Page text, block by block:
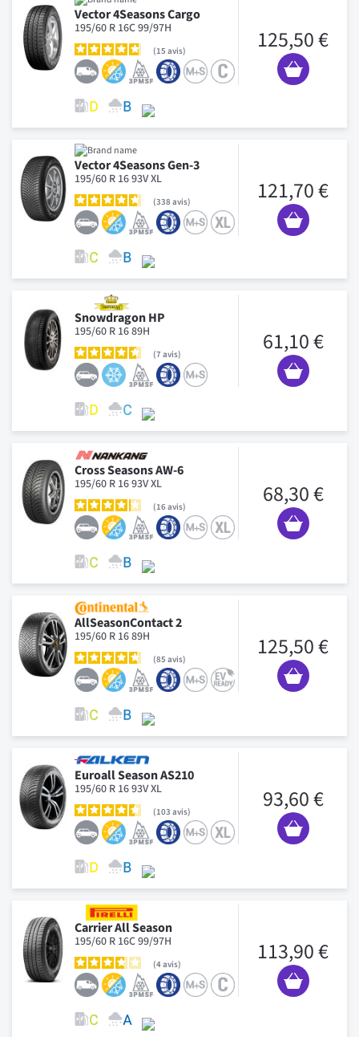
Vector 4Seasons Cargo
195/60 R 16C 99/97H
15 avis 125,50 €
Vector 4Seasons Gen-3
195/60 R 16 93V XL
338 avis 121,70 €
Snowdragon HP
195/60 R 16 89H
7 avis 61,10 €
Cross Seasons AW-6
195/60 R 16 93V XL
16avis 68,30 €
AllSeasonContact 2
195/60 R 16 89H
85 avis 125,50 €
Euroall Season AS210
195/60 R 16 93V XL
103 avis 93,60 €
Carrier All Season
195/60 R 16C 99/97H
4avis 113,90 €